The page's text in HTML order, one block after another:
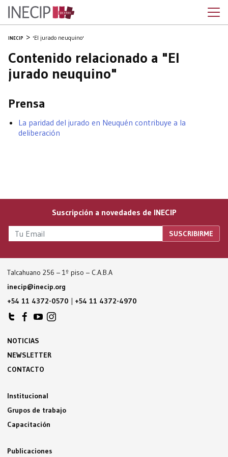
INECIP 'El jurado neuquino'
Contenido relacionado a "El
jurado neuquino"
Prensa
La paridad del jurado en Neuquén contribuye a la
deliberación
Suscripción a novedades de INECIP
Talcahuano 256 – 1º piso – C.A.B.A
inecip@inecip.org
+54 11 4372-0570 | +54 11 4372-4970
NOTICIAS
NEWSLETTER
CONTACTO
Institucional
Grupos de trabajo
Capacitación
Publicaciones